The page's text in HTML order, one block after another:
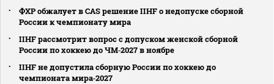
ФХР обжалует в CAS решение IIHF о недопуске сборной
России к чемпионату мира
IIHF рассмотрит вопрос с допуском женской сборной
России по хоккею до ЧМ‑2027 в ноябре
IIHF не допустила сборную России по хоккею до
чемпионата мира‑2027